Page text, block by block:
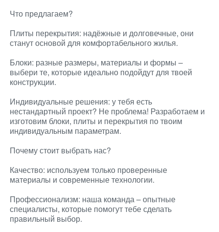
Что предлагаем?
Плиты перекрытия: надёжные и долговечные, они
станут основой для комфортабельного жилья.
Блоки: разные размеры, материалы и формы –
выбери те, которые идеально подойдут для твоей
конструкции.
Индивидуальные решения: у тебя есть
нестандартный проект? Не проблема! Разработаем и
изготовим блоки, плиты и перекрытия по твоим
индивидуальным параметрам.
Почему стоит выбрать нас?
Качество: используем только проверенные
материалы и современные технологии.
Профессионализм: наша команда – опытные
специалисты, которые помогут тебе сделать
правильный выбор.